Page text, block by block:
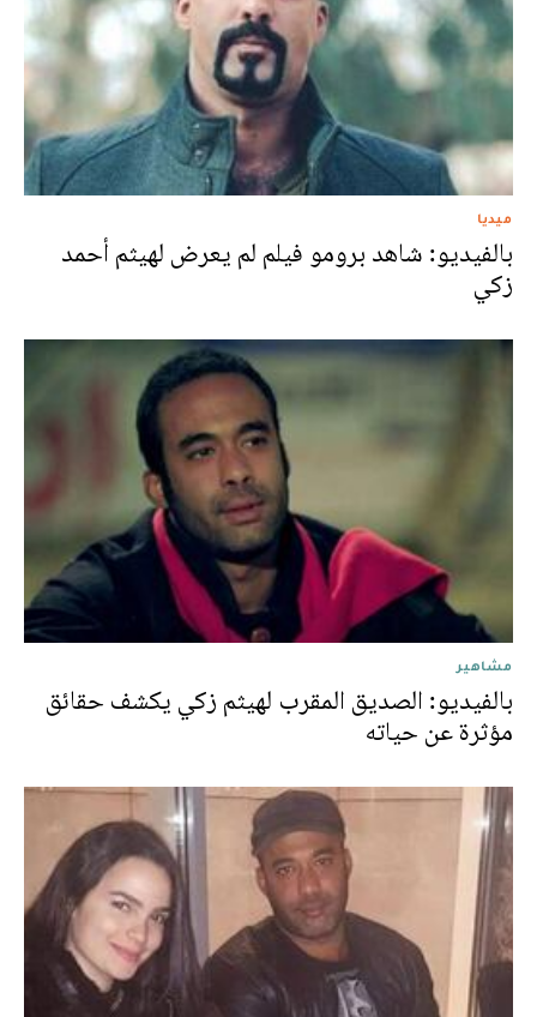
ميديا
بالفيديو: شاهد برومو فيلم لم يعرض لهيثم أحمد
زكي
مشاهير
بالفيديو: الصديق المقرب لهيثم زكي يكشف حقائق
مؤثرة عن حياته